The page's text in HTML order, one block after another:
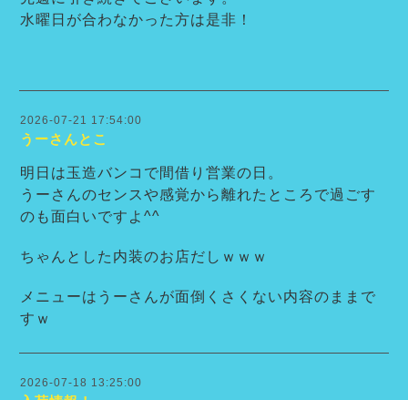
水曜日が合わなかった方は是非！
2026-07-21 17:54:00
うーさんとこ
明日は玉造バンコで間借り営業の日。
うーさんのセンスや感覚から離れたところで過ごす
のも面白いですよ^^
ちゃんとした内装のお店だしｗｗｗ
メニューはうーさんが面倒くさくない内容のままで
すｗ
2026-07-18 13:25:00